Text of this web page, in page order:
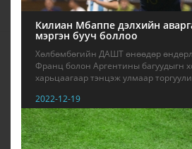
Килиан Мбаппе дэлхийн
мэргэн бууч боллоо
Хөлбөмбөгийн ДАШТ өнөөдөр
Франц болон Аргентины багуудыгн
харьцаагаар тэнцэж улмаар
2022-12-19